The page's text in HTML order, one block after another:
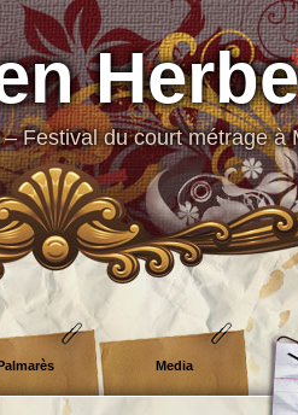
Herbe
Festival du court métrage à
Media